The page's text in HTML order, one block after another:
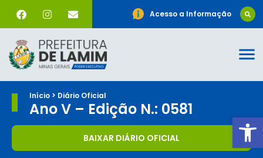
Acesso a Informação
Início > Diário Oficial
Ano V – Edição N.: 0581
BAIXAR DIÁRIO OFICIAL